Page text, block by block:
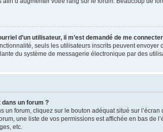
d’un utilisateur, il m’est demandé de me
seuls les utilisateurs inscrits peuvent
du système de messagerie électronique par des
un forum ?
un forum, cliquez sur le bouton adéquat situé sur
une liste de vos permissions est affichée en bas de
etc.